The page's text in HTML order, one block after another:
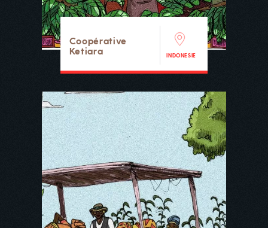
Coopérative
Ketiara
INDONESIE